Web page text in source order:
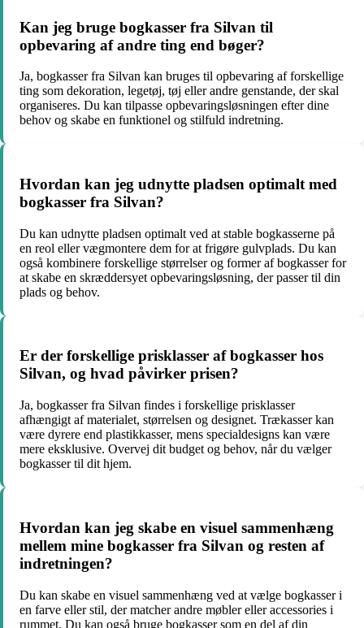
Kan jeg bruge bogkasser fra Silvan til
opbevaring af andre ting end bøger?
Ja, bogkasser fra Silvan kan bruges til opbevaring af forskellige
ting som dekoration, legetøj, tøj eller andre genstande, der skal
organiseres. Du kan tilpasse opbevaringsløsningen efter dine
behov og skabe en funktionel og stilfuld indretning.
Hvordan kan jeg udnytte pladsen optimalt med
bogkasser fra Silvan?
Du kan udnytte pladsen optimalt ved at stable bogkasserne på
en reol eller vægmontere dem for at frigøre gulvplads. Du kan
også kombinere forskellige størrelser og former af bogkasser for
at skabe en skræddersyet opbevaringsløsning, der passer til din
plads og behov.
Er der forskellige prisklasser af bogkasser hos
Silvan, og hvad påvirker prisen?
Ja, bogkasser fra Silvan findes i forskellige prisklasser
afhængigt af materialet, størrelsen og designet. Trækasser kan
være dyrere end plastikkasser, mens specialdesigns kan være
mere eksklusive. Overvej dit budget og behov, når du vælger
bogkasser til dit hjem.
Hvordan kan jeg skabe en visuel sammenhæng
mellem mine bogkasser fra Silvan og resten af
indretningen?
Du kan skabe en visuel sammenhæng ved at vælge bogkasser i
en farve eller stil, der matcher andre møbler eller accessories i
rummet. Du kan også bruge bogkasser som en del af din